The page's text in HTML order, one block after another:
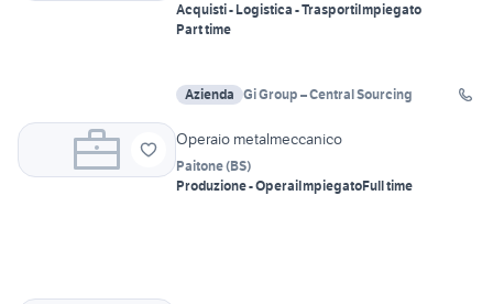
Acquisti - Logistica - TrasportiImpiegato
Part time
Azienda Gi Group – Central Sourcing
Operaio metalmeccanico
Paitone(BS)
Produzione - OperaiImpiegatoFull time